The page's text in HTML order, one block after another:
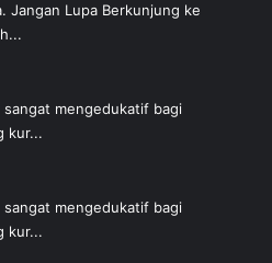
Jangan Lupa Berkunjung ke
mengedukatif bagi
kur...
mengedukatif bagi
kur...